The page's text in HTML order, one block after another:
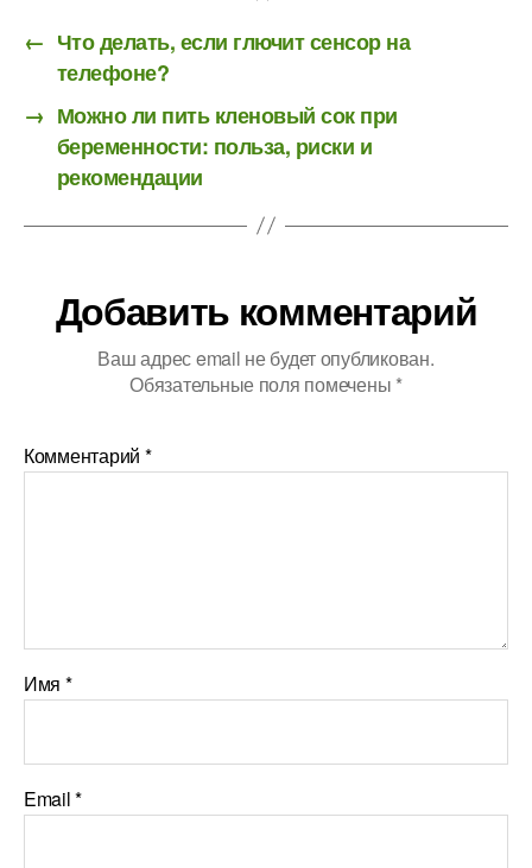
← Что делать, если глючит сенсор на
телефоне?
→ Можно ли пить кленовый сок при
беременности: польза, риски и
рекомендации
Добавить комментарий
Ваш адрес email не будет опубликован.
Обязательные поля помечены *
Комментарий *
Имя *
Email*